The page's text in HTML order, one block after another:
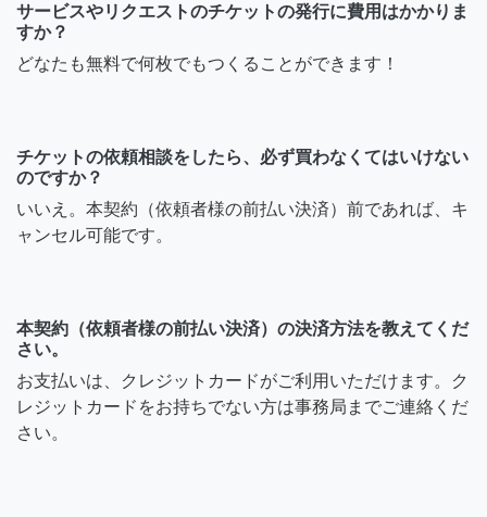
サービスやリクエストのチケットの発行に費用はかかりま
すか？
どなたも無料で何枚でもつくることができます！
チケットの依頼相談をしたら、必ず買わなくてはいけない
のですか？
いいえ。本契約（依頼者様の前払い決済）前であれば、キ
ャンセル可能です。
本契約（依頼者様の前払い決済）の決済方法を教えてくだ
さい。
お支払いは、クレジットカードがご利用いただけます。ク
レジットカードをお持ちでない方は事務局までご連絡くだ
さい。